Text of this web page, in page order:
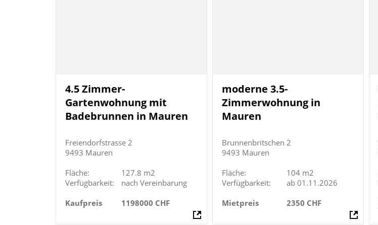
4.5 Zimmer-
Gartenwohnung mit
Badebrunnen in Mauren
Freiendorfstrasse 2
9493 Mauren
Fläche:
127.8 m2
Verfügbarkeit:
nach Vereinbarung
Kaufpreis
1198000 CHF
moderne 3.5-
Zimmerwohnung in
Mauren
Brunnenbritschen 2
9493 Mauren
Fläche:
104 m2
Verfügbarkeit:
ab 01.11.2026
Mietpreis
2350 CHF